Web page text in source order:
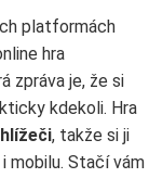
platformách
hra
zpráva je, že si
kdekoli. Hra
, takže si ji
mobilu. Stačí vám